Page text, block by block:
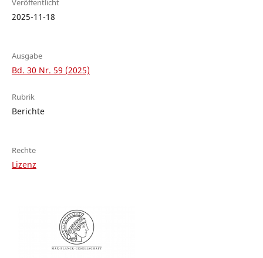
Veröffentlicht
2025-11-18
Ausgabe
Bd. 30 Nr. 59 (2025)
Rubrik
Berichte
Rechte
Lizenz